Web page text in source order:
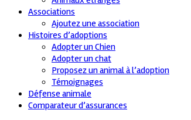
Associations
Ajoutez une association
Histoires d’adoptions
Adopter un Chien
Adopter un chat
Proposez un animal à l’adoption
Témoignages
Défense animale
Comparateur d’assurances